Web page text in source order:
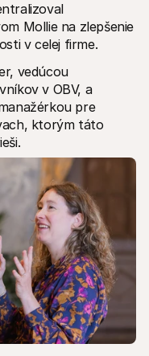
bankovom výpise
Mollie na zlepšenie
v celej firme.
vedúcou
v OBV, a
pre
ktorým táto